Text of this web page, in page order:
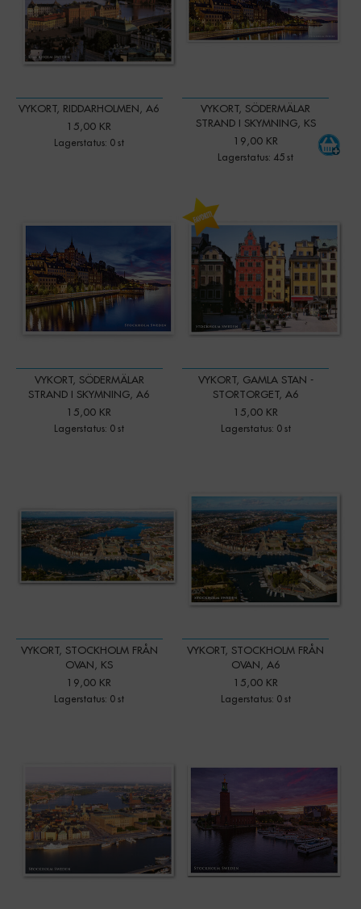
VYKORT, RIDDARHOLMEN, A6
15,00 KR
Lagerstatus: 0 st
VYKORT, SÖDERMÄLAR
STRAND I SKYMNING, KS
19,00 KR
Lagerstatus: 45 st
VYKORT, SÖDERMÄLAR
STRAND I SKYMNING, A6
15,00 KR
Lagerstatus: 0 st
VYKORT, GAMLA STAN -
STORTORGET, A6
15,00 KR
Lagerstatus: 0 st
VYKORT, STOCKHOLM FRÅN
OVAN, KS
19,00 KR
Lagerstatus: 0 st
VYKORT, STOCKHOLM FRÅN
OVAN, A6
15,00 KR
Lagerstatus: 0 st